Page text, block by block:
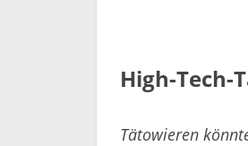
High-Tech-
Tätowieren